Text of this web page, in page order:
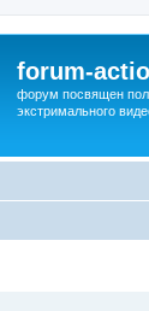
forum-
форум посвящен
экстримального